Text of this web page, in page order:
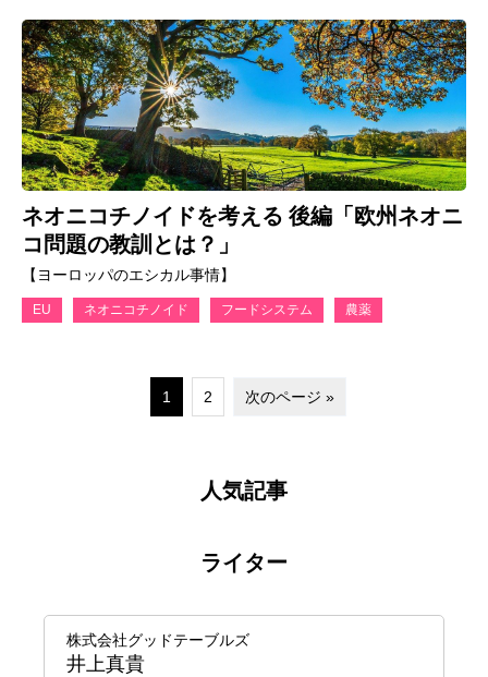
ネオニコチノイドを考える 後編「欧州ネオニ
コ問題の教訓とは？」
【ヨーロッパのエシカル事情】
EU ネオニコチノイド フードシステム 農薬
1 2 次のページ »
人気記事
ライター
株式会社グッドテーブルズ
井上真貴